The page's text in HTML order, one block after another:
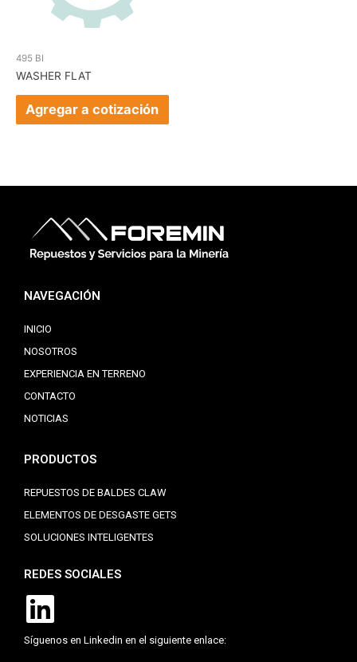
495 BI
WASHER FLAT
Agregar a cotización
NAVEGACIÓN
INICIO
NOSOTROS
EXPERIENCIA EN TERRENO
CONTACTO
NOTICIAS
PRODUCTOS
REPUESTOS DE BALDES CLAW
ELEMENTOS DE DESGASTE GETS
SOLUCIONES INTELIGENTES
REDES SOCIALES
Síguenos en Linkedin en el siguiente enlace: